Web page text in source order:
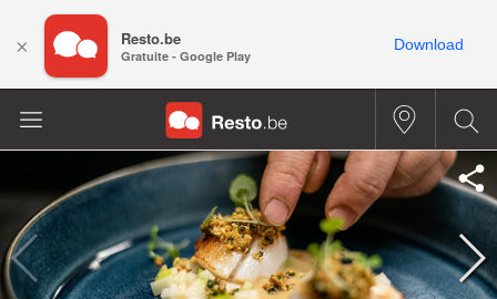
× Resto.be
Gratuite - Google Play
Download